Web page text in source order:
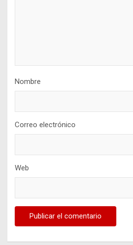
Nombre
Correo electrónico
Web